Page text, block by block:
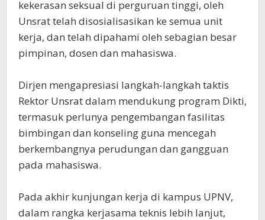
kekerasan seksual di perguruan tinggi, oleh
Unsrat telah disosialisasikan ke semua unit
kerja, dan telah dipahami oleh sebagian besar
pimpinan, dosen dan mahasiswa.
Dirjen mengapresiasi langkah-langkah taktis
Rektor Unsrat dalam mendukung program Dikti,
termasuk perlunya pengembangan fasilitas
bimbingan dan konseling guna mencegah
berkembangnya perudungan dan gangguan
pada mahasiswa.
Pada akhir kunjungan kerja di kampus UPNV,
dalam rangka kerjasama teknis lebih lanjut,